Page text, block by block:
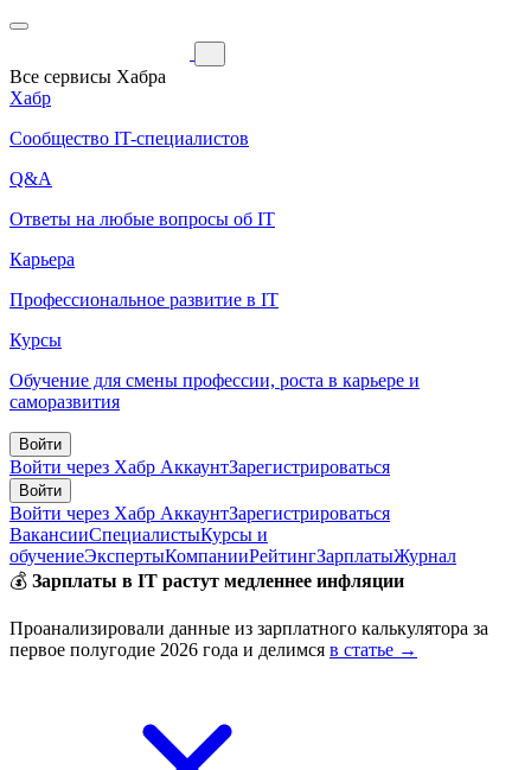
Все сервисы Хабра
Хабр
Сообщество IT-специалистов
Q&A
Ответы на любые вопросы об IT
Карьера
Профессиональное развитие в IT
Курсы
Обучение для смены профессии, роста в карьере и
саморазвития
Войти
Войти через Хабр АккаунтЗарегистрироваться
Войти
Войти через Хабр АккаунтЗарегистрироваться
ВакансииСпециалистыКурсы и
обучениеЭкспертыКомпанииРейтингЗарплатыЖурнал
💰 Зарплаты в IT растут медленнее инфляции
Проанализировали данные из зарплатного калькулятора за
первое полугодие 2026 года и делимся в статье →